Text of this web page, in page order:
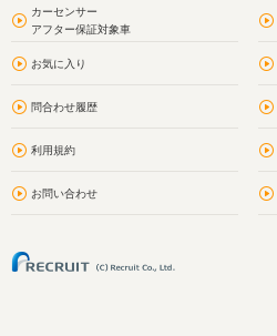
カーセンサー
アフター保証対象車
お気に入り
問合わせ履歴
利用規約
お問い合わせ